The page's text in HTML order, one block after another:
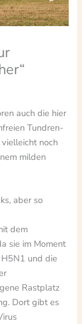
auch die hier
Tundren-
noch
milden
aber so
dem
sie im Moment
und die
Rastplatz
Dort gibt es